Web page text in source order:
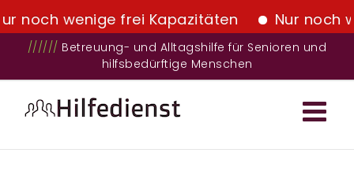
wenige frei Kapazitäten
Nur noch wenige
Zum
Inhalt
springen
////// Betreuung- und Alltagshilfe für Senioren und
hilfsbedürftige Menschen